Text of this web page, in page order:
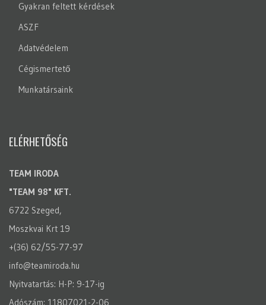
Gyakran feltett kérdések
ASZF
Adatvédelem
Cégismertető
Munkatársaink
ELÉRHETŐSÉG
TEAM IRODA
"TEAM 98" KFT.
6722 Szeged,
Moszkvai Krt 19
+(36) 62/55-77-97
info@teamiroda.hu
Nyitvatartás: H-P: 9-17-ig
Adószám: 11807021-2-06